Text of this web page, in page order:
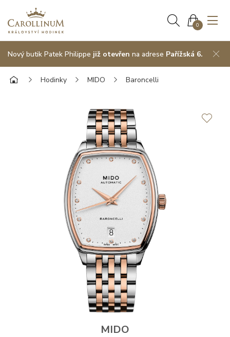
0
Nový butik Patek Philippe již otevřen na adrese Pařížská 6.
Hodinky MIDO Baroncelli
MIDO